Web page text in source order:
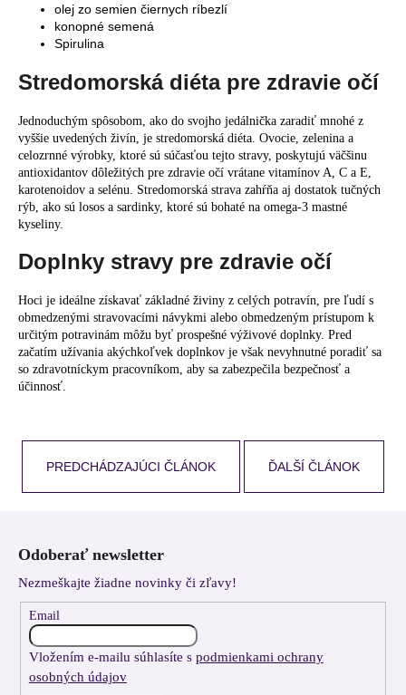
olej zo semien čiernych ríbezlí
konopné semená
Spirulina
Stredomorská diéta pre zdravie očí
Jednoduchým spôsobom, ako do svojho jedálnička zaradiť mnohé z
vyššie uvedených živín, je stredomorská diéta . Ovocie, zelenina a
celozrnné výrobky, ktoré sú súčasťou tejto stravy, poskytujú väčšinu
antioxidantov dôležitých pre zdravie očí vrátane vitamínov A, C a E,
karotenoidov a selénu. Stredomorská strava zahŕňa aj dostatok tučných
rýb, ako sú losos a sardinky, ktoré sú bohaté na omega-3 mastné
kyseliny.
Doplnky stravy pre zdravie očí
Hoci je ideálne získavať základné živiny z celých potravín, pre ľudí s
obmedzenými stravovacími návykmi alebo obmedzeným prístupom k
určitým potravinám môžu byť prospešné výživové doplnky. Pred
začatím užívania akýchkoľvek doplnkov je však nevyhnutné poradiť sa
so zdravotníckym pracovníkom, aby sa zabezpečila bezpečnosť a
účinnosť.
PREDCHÁDZAJÚCI ČLÁNOK ĎALŠÍ ČLÁNOK
Odoberať newsletter
Nezmeškajte žiadne novinky či zľavy!
Email
Vložením e-mailu súhlasíte s podmienkami ochrany
osobných údajov